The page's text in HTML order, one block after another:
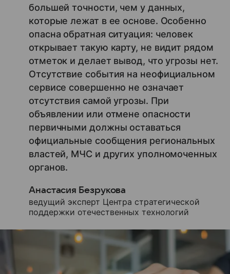
большей точности, чем у данных,
которые лежат в ее основе. Особенно
опасна обратная ситуация: человек
открывает такую карту, не видит рядом
отметок и делает вывод, что угрозы нет.
Отсутствие события на неофициальном
сервисе совершенно не означает
отсутствия самой угрозы. При
объявлении или отмене опасности
первичными должны оставаться
официальные сообщения региональных
властей, МЧС и других уполномоченных
органов.
Анастасия Безрукова
ведущий эксперт Центра стратегической
поддержки отечественных технологий